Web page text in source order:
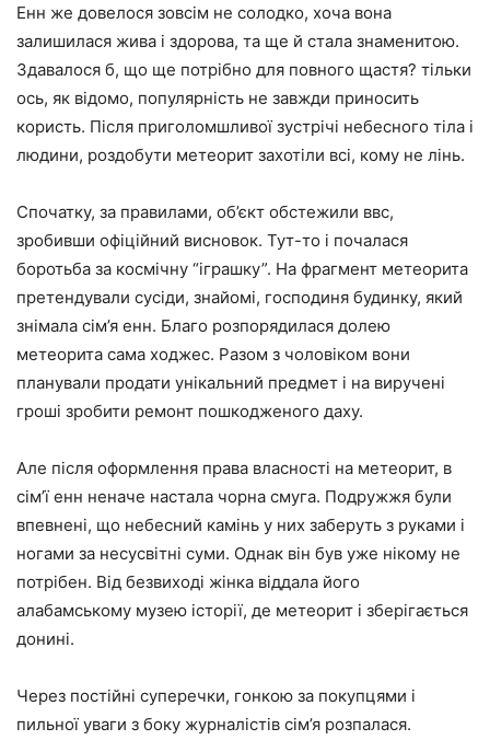
Енн же довелося зовсім не солодко, хоча вона
залишилася жива і здорова, та ще й стала знаменитою.
Здавалося б, що ще потрібно для повного щастя? тільки
ось, як відомо, популярність не завжди приносить
користь. Після приголомшливої зустрічі небесного тіла і
людини, роздобути метеорит захотіли всі, кому не лінь.
Спочатку, за правилами, об’єкт обстежили ввс,
зробивши офіційний висновок. Тут-то і почалася
боротьба за космічну “іграшку”. На фрагмент метеорита
претендували сусіди, знайомі, господиня будинку, який
знімала сім’я енн. Благо розпорядилася долею
метеорита сама ходжес. Разом з чоловіком вони
планували продати унікальний предмет і на виручені
гроші зробити ремонт пошкодженого даху.
Але після оформлення права власності на метеорит, в
сім’ї енн неначе настала чорна смуга. Подружжя були
впевнені, що небесний камінь у них заберуть з руками і
ногами за несусвітні суми. Однак він був уже нікому не
потрібен. Від безвиході жінка віддала його
алабамському музею історії, де метеорит і зберігається
донині.
Через постійні суперечки, гонкою за покупцями і
пильної уваги з боку журналістів сім’я розпалася.